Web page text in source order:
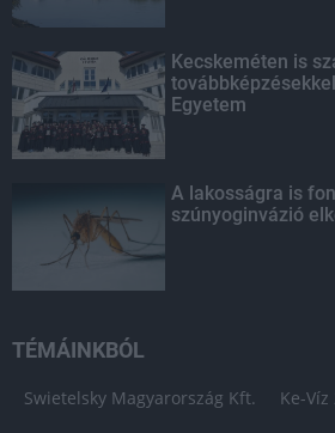
Kecskeméten is
Egyetem
A lakosságra is
szúnyoginvázió
TÉMÁINKBÓL
Swietelsky Magyarország Kft. Ke-